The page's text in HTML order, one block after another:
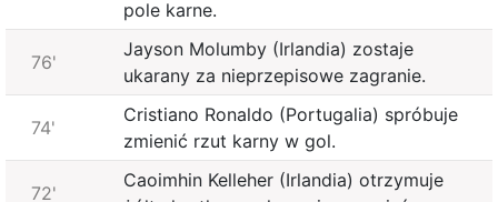
pole karne.
76'
Jayson Molumby (Irlandia) zostaje
ukarany za nieprzepisowe zagranie.
74'
Cristiano Ronaldo (Portugalia) spróbuje
zmienić rzut karny w gol.
72'
Caoimhin Kelleher (Irlandia) otrzymuje